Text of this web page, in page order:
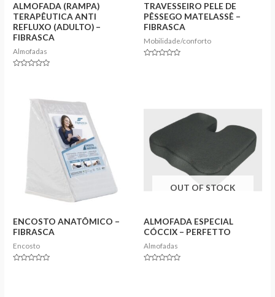
ALMOFADA (RAMPA)
TERAPÊUTICA ANTI
REFLUXO (ADULTO) –
FIBRASCA
Almofadas
TRAVESSEIRO PELE DE
PÊSSEGO MATELASSÊ –
FIBRASCA
Mobilidade/conforto
ENCOSTO ANATÔMICO –
FIBRASCA
Encosto
OUT OF STOCK
ALMOFADA ESPECIAL
CÓCCIX – PERFETTO
Almofadas